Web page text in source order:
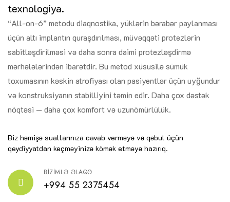
texnologiya.
“All-on-6” metodu diaqnostika, yüklərin bərabər paylanması
üçün altı implantın quraşdırılması, müvəqqəti protezlərin
sabitləşdirilməsi və daha sonra daimi protezləşdirmə
mərhələlərindən ibarətdir. Bu metod xüsusilə sümük
toxumasının kəskin atrofiyası olan pasiyentlər üçün uyğundur
və konstruksiyanın stabilliyini təmin edir. Daha çox dəstək
nöqtəsi — daha çox komfort və uzunömürlülük.
Biz həmişə suallarınıza cavab verməyə və qəbul üçün
qeydiyyatdan keçməyinizə kömək etməyə hazırıq.
BİZİMLƏ ƏLAQƏ
+994 55 2375454